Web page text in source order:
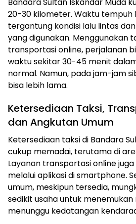
Bandara Sultan Iskandar Muda
20-30 kilometer. Waktu tempuh
tergantung kondisi lalu lintas
yang digunakan. Menggunakan
transportasi online, perjalanan
waktu sekitar 30-45 menit
normal. Namun, pada jam-jam
bisa lebih lama.
Ketersediaan Taksi,
dan Angkutan Umum
Ketersediaan taksi di Bandara
cukup memadai, terutama di
Layanan transportasi online
melalui aplikasi di smartphone.
umum, meskipun tersedia,
sedikit usaha untuk
menunggu kedatangan